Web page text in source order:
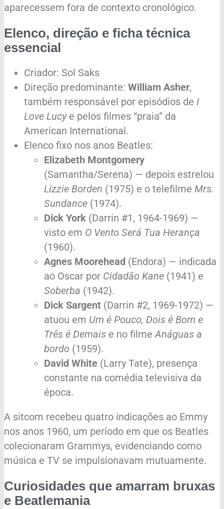
aparecessem fora de contexto cronológico.
Elenco, direção e ficha técnica
essencial
Criador: Sol Saks
Direção predominante: William Asher,
também responsável por episódios de I
Love Lucye pelos filmes “praia” da
American International.
Elenco fixo nos anos Beatles:
Elizabeth Montgomery
(Samantha/Serena) — depois estrelou
Lizzie Borden (1975) e o telefilme Mrs.
Sundance (1974).
Dick York (Darrin #1, 1964-1969) —
visto em O Vento Será Tua Herança
(1960).
Agnes Moorehead (Endora) — indicada
ao Oscar por Cidadão Kane (1941) e
Soberba (1942).
Dick Sargent (Darrin #2, 1969-1972) —
atuou em Um é Pouco, Dois é Bom e
Três é Demais e no filmeAnáguas a
bordo (1959).
David White (Larry Tate), presença
constante na comédia televisiva da
época.
A sitcom recebeu quatro indicações ao Emmy
nos anos 1960, um período em que os Beatles
colecionaram Grammys, evidenciando como
música e TV se impulsionavam mutuamente.
Curiosidades que amarram bruxas
e Beatlemania